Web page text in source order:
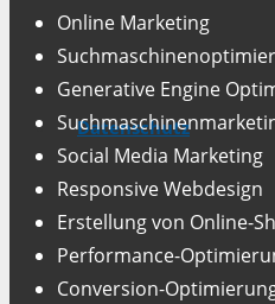
Datenschutz
Online Marketing
Generative Engine
Social Media Marketing
Responsive Webdesign
Erstellung von Online-
Performance-
Conversion-